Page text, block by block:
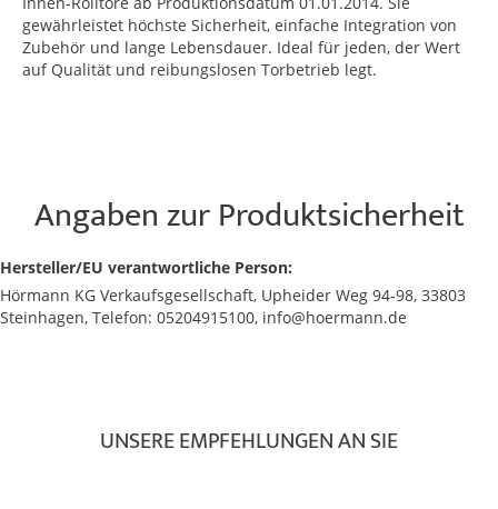
gewährleistet höchste Sicherheit, einfache Integration von
Zubehör und lange Lebensdauer. Ideal für jeden, der Wert
auf Qualität und reibungslosen Torbetrieb legt.
Angaben zur Produktsicherheit
Hersteller/EU verantwortliche Person:
Hörmann KG Verkaufsgesellschaft, Upheider Weg 94-98, 33803
Steinhagen, Telefon: 05204915100, info@hoermann.de
UNSERE EMPFEHLUNGEN AN SIE